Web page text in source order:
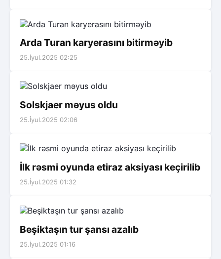
Arda Turan karyerasını bitirməyib
25.İyul.2025 02:25
Solskjaer məyus oldu
25.İyul.2025 02:06
İlk rəsmi oyunda etiraz aksiyası keçirilib
25.İyul.2025 01:32
Beşiktaşın tur şansı azalıb
25.İyul.2025 01:16